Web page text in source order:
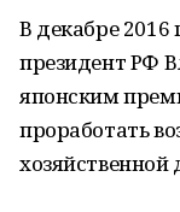
В декабре 2016
президент РФ
японским
проработать